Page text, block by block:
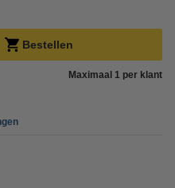
Bestellen
Maximaal 1 per klant